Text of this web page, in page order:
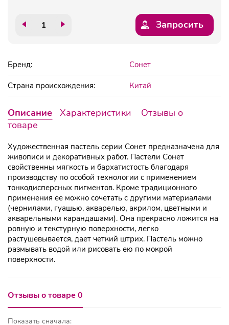
Запросить
Бренд: Сонет
Страна происхождения: Китай
Описание Характеристики
Отзывы о
товаре
Художественная пастель серии Сонет предназначена для
живописи и декоративных работ. Пастели Сонет
свойственны мягкость и бархатистость благодаря
производству по особой технологии с применением
тонкодисперсных пигментов. Кроме традиционного
применения ее можно сочетать с другими материалами
(чернилами, гуашью, акварелью, акрилом, цветными и
акварельными карандашами). Она прекрасно ложится на
ровную и текстурную поверхности, легко
растушевывается, дает четкий штрих. Пастель можно
размывать водой или рисовать ею по мокрой
поверхности.
Отзывы о товаре 0
Показать сначала: